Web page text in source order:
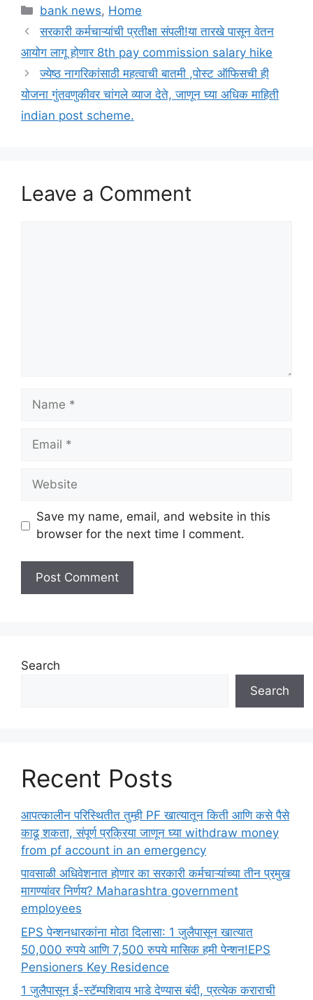
Categories
bank news, Home
सरकारी कर्मचाऱ्यांची प्रतीक्षा संपली!या तारखे पासून वेतन
आयोग लागू होणार 8th pay commission salary hike
ज्येष्ठ नागरिकांसाठी महत्वाची बातमी ,पोस्ट ऑफिसची ही
योजना गुंतवणुकीवर चांगले व्याज देते, जाणून घ्या अधिक माहिती
indian post scheme.
Leave a Comment
Name
Email
Website
Save my name, email, and website in this
browser for the next time I comment.
Search
Search
Recent Posts
आपत्कालीन परिस्थितीत तुम्ही PF खात्यातून किती आणि कसे पैसे
काढू शकता, संपूर्ण प्रक्रिया जाणून घ्या withdraw money
from pf account in an emergency
पावसाळी अधिवेशनात होणार का सरकारी कर्मचाऱ्यांच्या तीन प्रमुख
मागण्यांवर निर्णय? Maharashtra government
employees
EPS पेन्शनधारकांना मोठा दिलासा: 1 जुलैपासून खात्यात
50,000 रुपये आणि 7,500 रुपये मासिक हमी पेन्शन!EPS
Pensioners Key Residence
1 जुलैपासून ई-स्टॅम्पशिवाय भाडे देण्यास बंदी, प्रत्येक कराराची